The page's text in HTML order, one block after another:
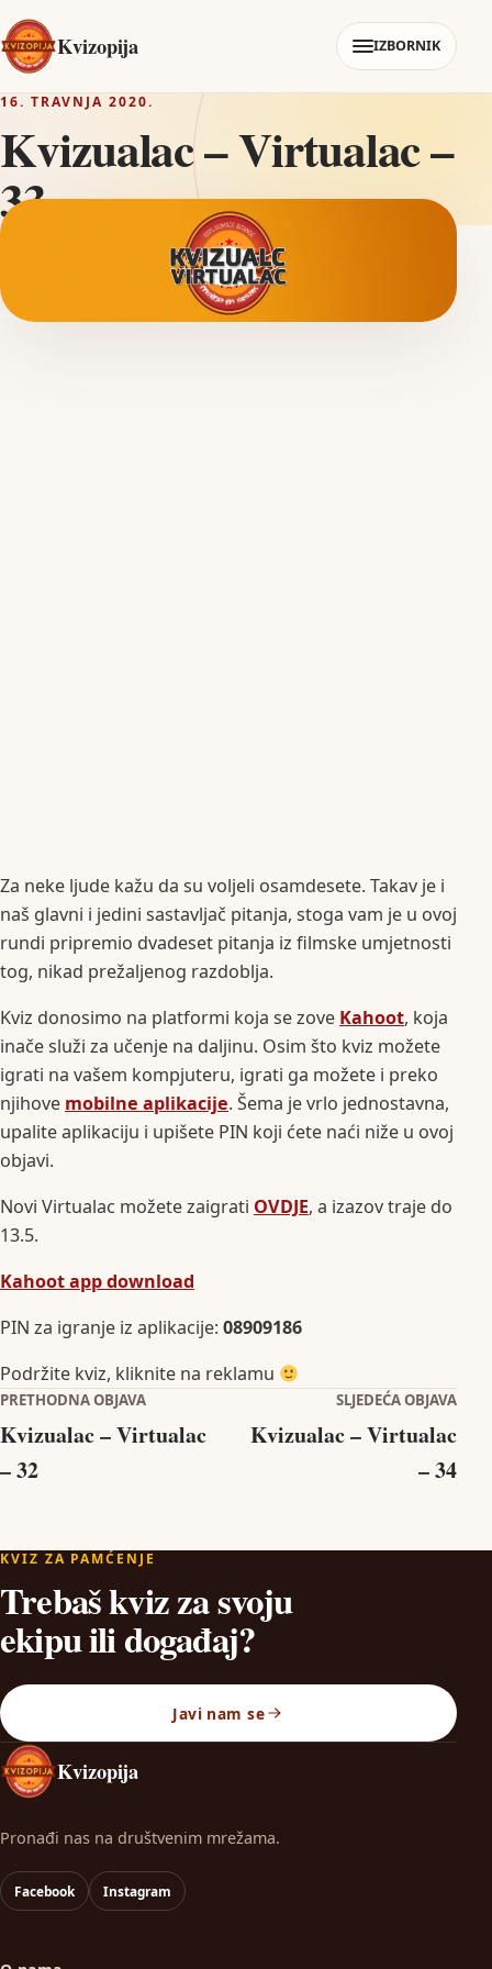
Kvizopija IZBORNIK
16. TRAVNJA 2020.
Kvizualac – Virtualac –
33
Za neke ljude kažu da su voljeli osamdesete. Takav je i
naš glavni i jedini sastavljač pitanja, stoga vam je u ovoj
rundi pripremio dvadeset pitanja iz filmske umjetnosti
tog, nikad prežaljenog razdoblja.
Kviz donosimo na platformi koja se zove Kahoot, koja
inače služi za učenje na daljinu. Osim što kviz možete
igrati na vašem kompjuteru, igrati ga možete i preko
njihove mobilne aplikacije. Šema je vrlo jednostavna,
upalite aplikaciju i upišete PIN koji ćete naći niže u ovoj
objavi.
Novi Virtualac možete zaigrati OVDJE, a izazov traje do
13.5.
Kahoot app download
PIN za igranje iz aplikacije: 08909186
Podržite kviz, kliknite na reklamu
Navigacija objava
PRETHODNA OBJAVA
Kvizualac – Virtualac
– 32
SLJEDEĆA OBJAVA
Kvizualac – Virtualac
– 34
KVIZ ZA PAMĆENJE
Trebaš kviz za svoju
ekipu ili događaj?
Javi nam se
Kvizopija
Pronađi nas na društvenim mrežama.
Facebook Instagram